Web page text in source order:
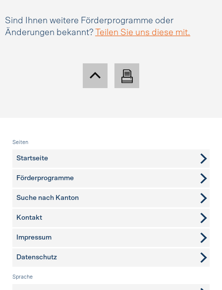
Sind Ihnen weitere Förderprogramme oder
Änderungen bekannt?
Teilen Sie uns diese mit.
Fusszeile
Seiten
Startseite
Förderprogramme
Suche nach Kanton
weitere Seiten
Kontakt
Impressum
Datenschutz
Sprache